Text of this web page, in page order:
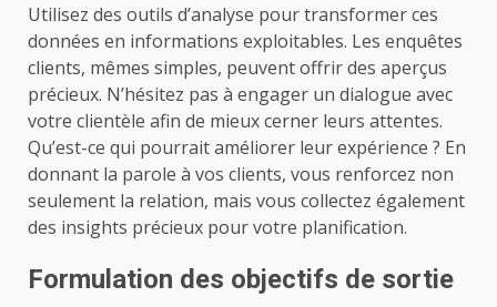
Utilisez des outils d’analyse pour transformer ces
données en informations exploitables. Les enquêtes
clients, mêmes simples, peuvent offrir des aperçus
précieux. N’hésitez pas à engager un dialogue avec
votre clientèle afin de mieux cerner leurs attentes.
Qu’est-ce qui pourrait améliorer leur expérience ? En
donnant la parole à vos clients, vous renforcez non
seulement la relation, mais vous collectez également
des insights précieux pour votre planification.
Formulation des objectifs de sortie